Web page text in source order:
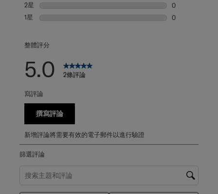
2星 星級
0
1星 星級
0
整體評分
5.0 2條評論
寫評論
撰寫評論
新增評論將需要有效的電子郵件以進行驗證
篩選評論
搜尋主題和評論搜尋區域